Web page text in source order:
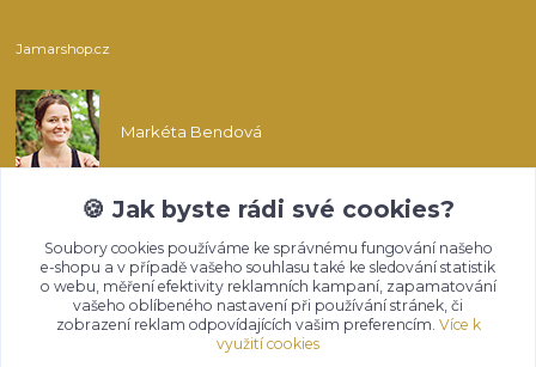
Jamarshop.cz
Markéta Bendová
info@jamarshop.cz
🍪 Jak byste rádi své cookies?
Soubory cookies používáme ke správnému fungování našeho
e-shopu a v případě vašeho souhlasu také ke sledování statistik
o webu, měření efektivity reklamních kampaní, zapamatování
vašeho oblíbeného nastavení při používání stránek, či
zobrazení reklam odpovídajících vašim preferencím. Více k
využití cookies